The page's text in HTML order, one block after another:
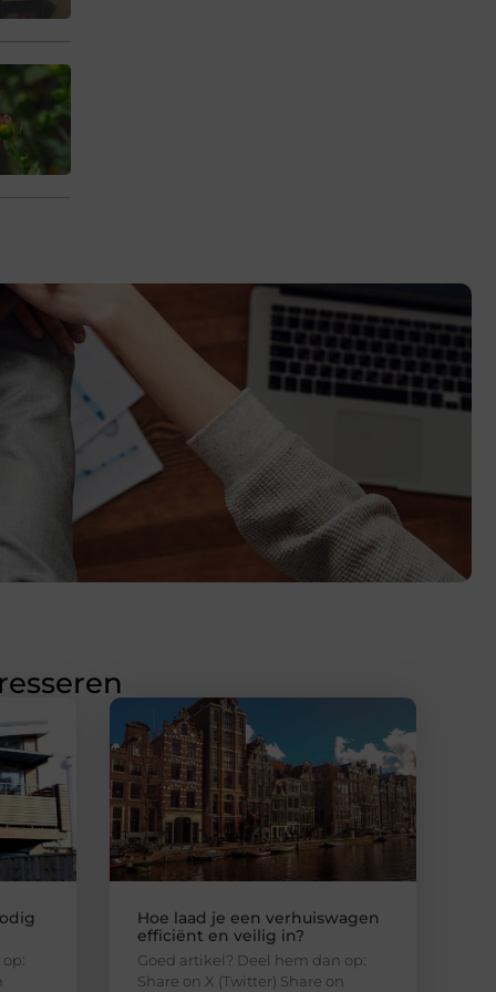
Hoe laad je een verhuiswagen
efficiënt en veilig in?
Goed artikel? Deel hem dan op:
Share on X (Twitter) Share on